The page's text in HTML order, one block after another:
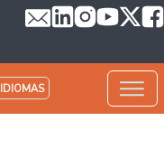
IDIOMAS